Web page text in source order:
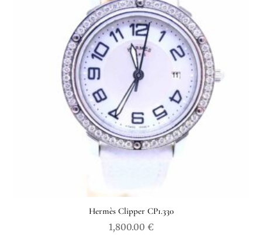
Hermès Clipper CP1.330
1,800.00 €